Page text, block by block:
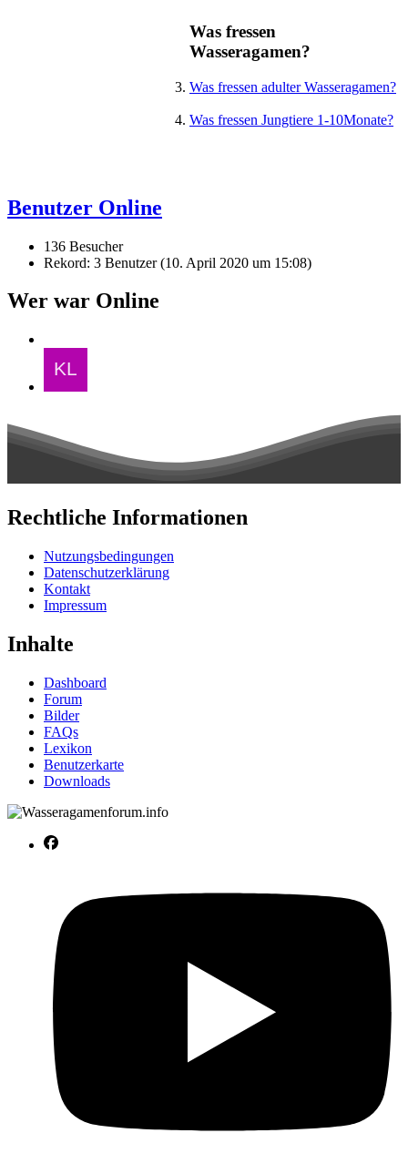
Was fressen
Wasseragamen?
Was fressen adulter Wasseragamen?
Was fressen Jungtiere 1-10Monate?
Benutzer Online
136 Besucher
Rekord: 3 Benutzer (10. April 2020 um 15:08)
Wer war Online
Rechtliche Informationen
Nutzungsbedingungen
Datenschutzerklärung
Kontakt
Impressum
Inhalte
Dashboard
Forum
Bilder
FAQs
Lexikon
Benutzerkarte
Downloads